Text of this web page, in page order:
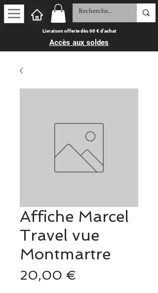
Livraison offerte dès 60 € d'achat
Accès aux soldes
Affiche Marcel
Travel vue
Montmartre
20,00 €